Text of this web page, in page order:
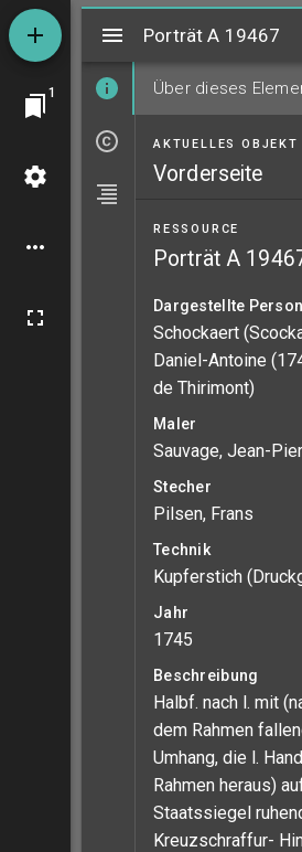
1
MiradorPorträt A 19467
Über dieses
AKTUELLES OBJEKT
Vorderseite
RESSOURCE
Porträt A
Dargestellte Person
Schockaert
Daniel-Antoine
de Thirimont)
Maler
Sauvage, Jean-
Stecher
Pilsen, Frans
Technik
Kupferstich
Jahr
1745
Beschreibung
Halbf. nach l. mit
dem Rahmen
Umhang, die l.
Rahmen heraus)
Staatssiegel
Kreuzschraffur-
Porträt A 19467